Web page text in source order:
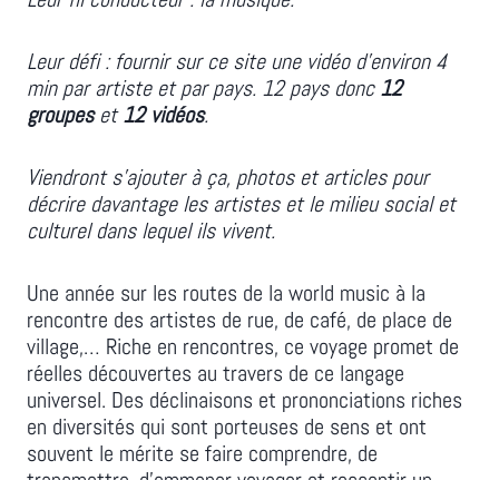
Leur défi : fournir sur ce site une vidéo d’environ 4
min par artiste et par pays. 12 pays donc12
groupeset12 vidéos.
Viendront s’ajouter à ça, photos et articles pour
décrire davantage les artistes et le milieu social et
culturel dans lequel ils vivent.
Une année sur les routes de la world music à la
rencontre des artistes de rue, de café, de place de
village,… Riche en rencontres, ce voyage promet de
réelles découvertes au travers de ce langage
universel. Des déclinaisons et prononciations riches
en diversités qui sont porteuses de sens et ont
souvent le mérite se faire comprendre, de